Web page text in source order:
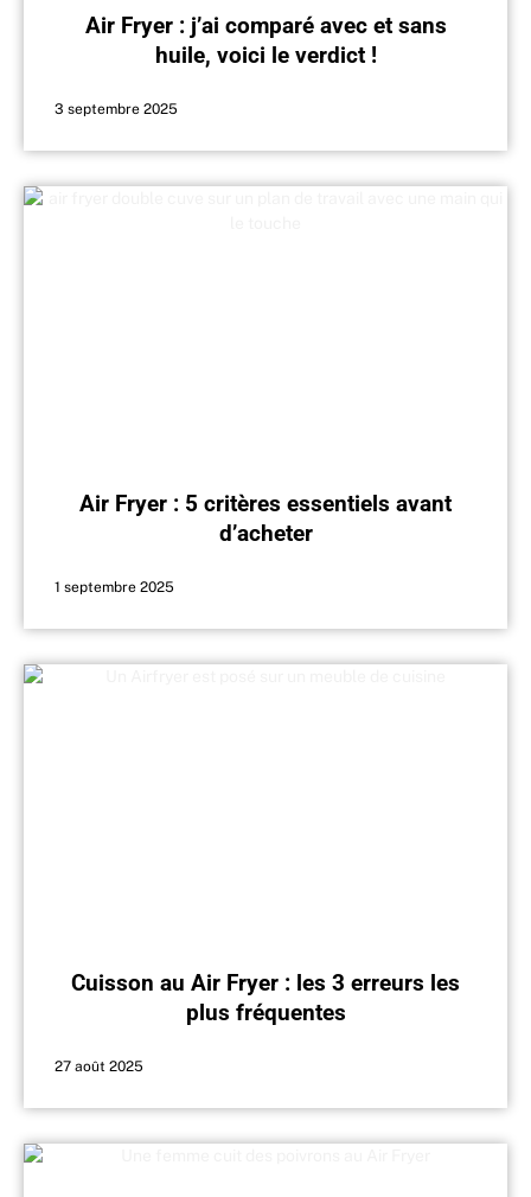
Air Fryer : j’ai comparé avec et sans
huile, voici le verdict !
3 septembre 2025
Air Fryer : 5 critères essentiels avant
d’acheter
1 septembre 2025
Cuisson au Air Fryer : les 3 erreurs les
plus fréquentes
27 août 2025